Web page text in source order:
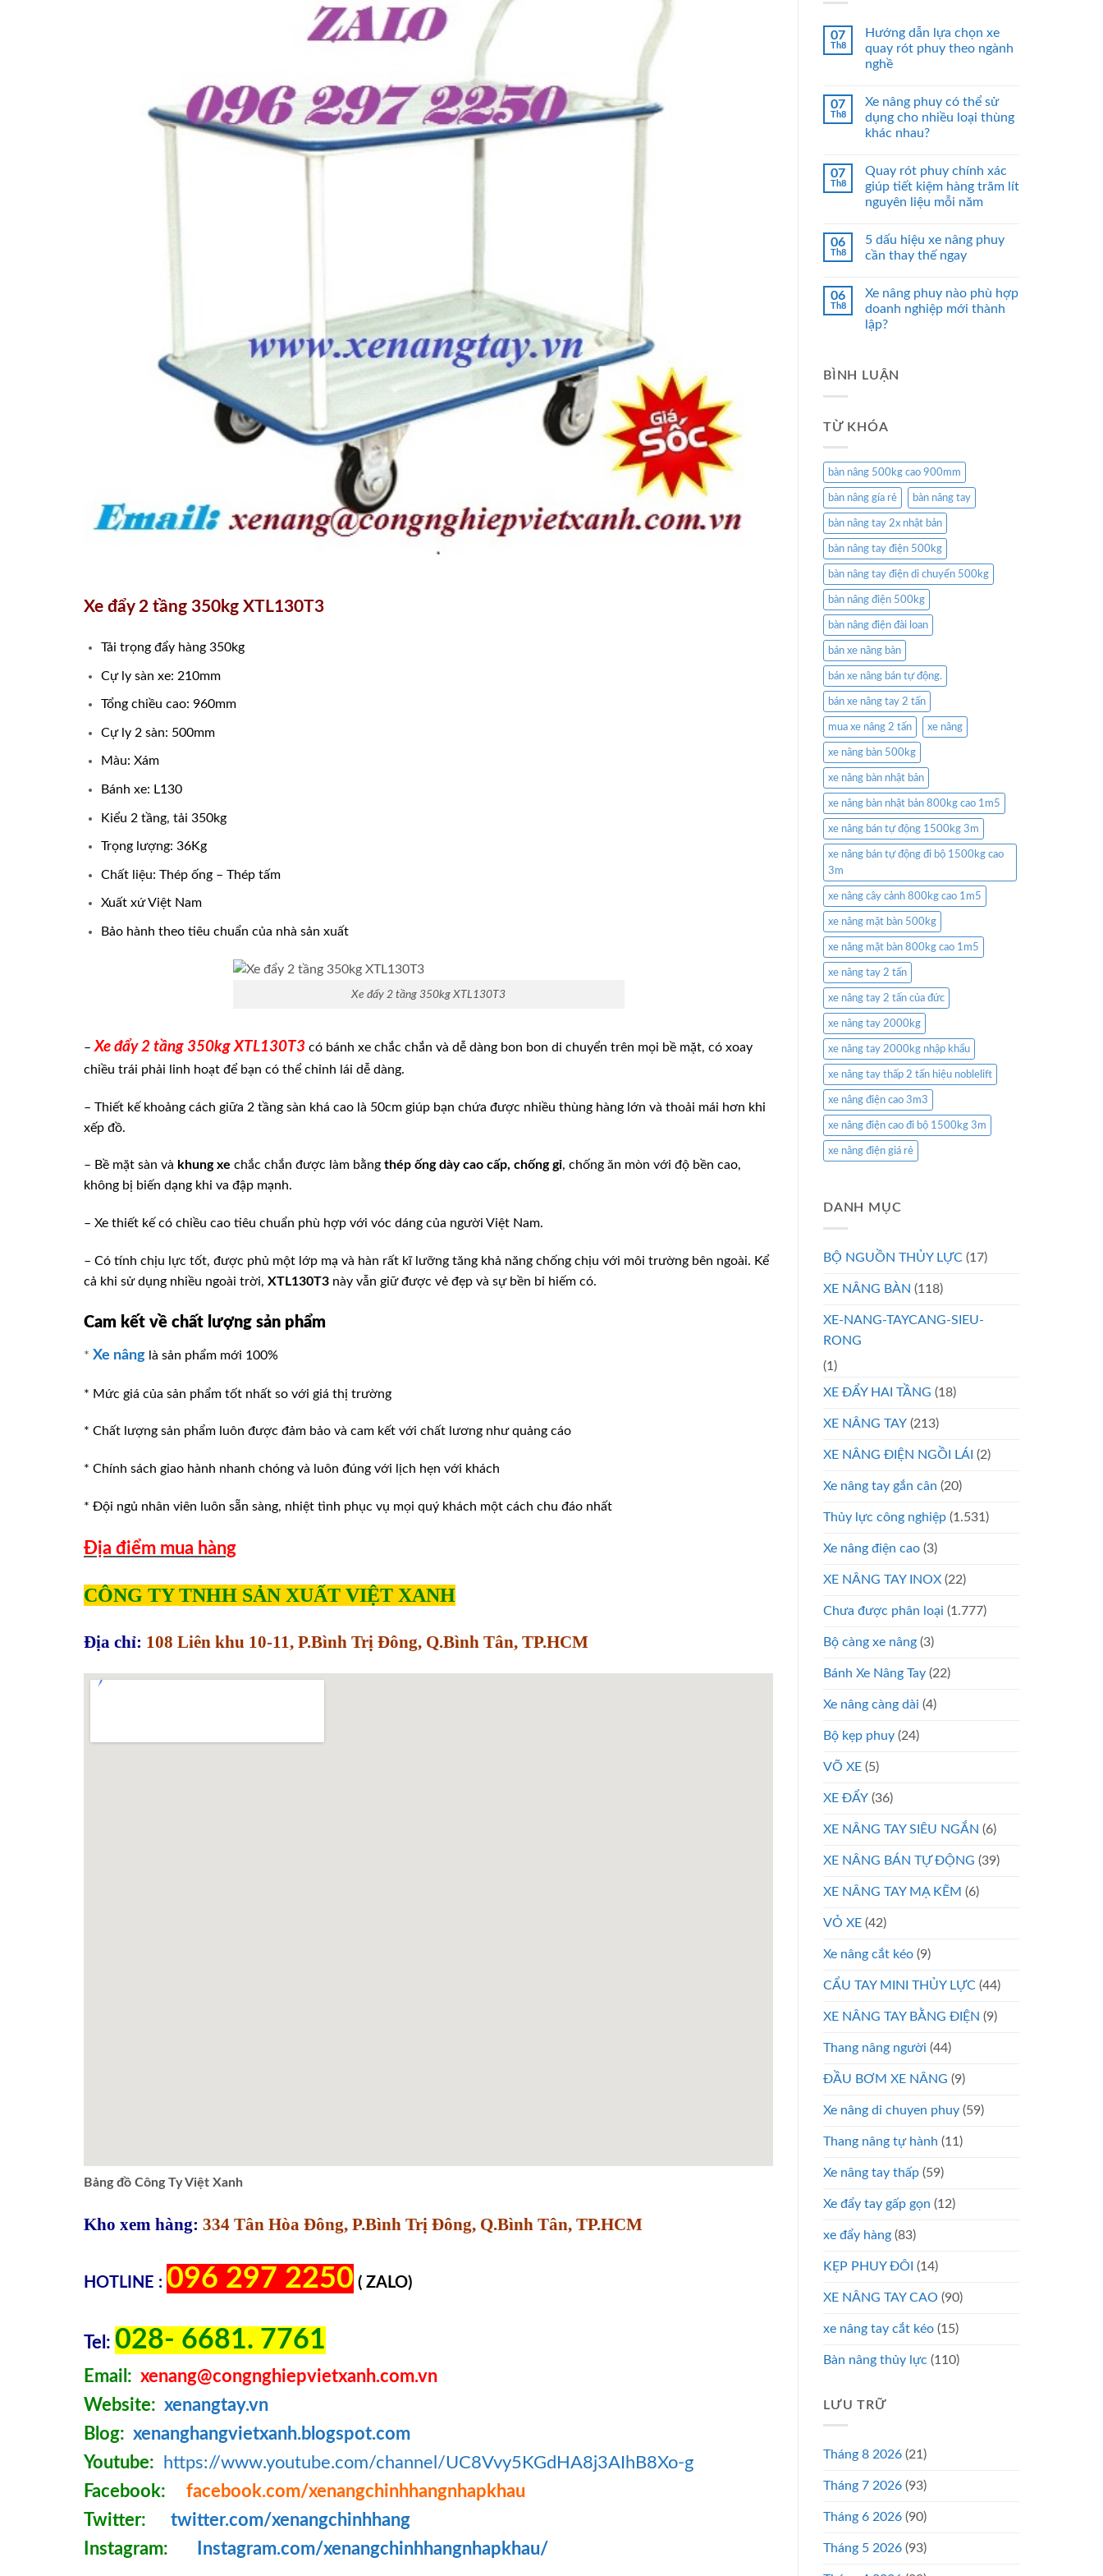
Xe đẩy 2 tầng 350kg XTL130T3
Tải trọng đẩy hàng 350kg
Cự ly sàn xe: 210mm
Tổng chiều cao: 960mm
Cự ly 2 sàn: 500mm
Màu: Xám
Bánh xe: L130
Kiểu 2 tầng, tải 350kg
Trọng lượng: 36Kg
Chất liệu: Thép ống – Thép tấm
Xuất xứ Việt Nam
Bảo hành theo tiêu chuẩn của nhà sản xuất
Xe đẩy 2 tầng 350kg XTL130T3
– Xe đẩy 2 tầng 350kg XTL130T3 có bánh xe chắc chắn và dễ dàng bon bon di chuyển trên mọi bề mặt, có xoay
chiều trái phải linh hoạt để bạn có thể chỉnh lái dễ dàng.
– Thiết kế khoảng cách giữa 2 tầng sàn khá cao là 50cm giúp bạn chứa được nhiều thùng hàng lớn và thoải mái hơn khi
xếp đồ.
– Bề mặt sàn và khung xe chắc chắn được làm bằng thép ống dày cao cấp, chống gỉ, chống ăn mòn với độ bền cao,
không bị biến dạng khi va đập mạnh.
– Xe thiết kế có chiều cao tiêu chuẩn phù hợp với vóc dáng của người Việt Nam.
– Có tính chịu lực tốt, được phủ một lớp mạ và hàn rất kĩ lưỡng tăng khả năng chống chịu với môi trường bên ngoài. Kể
cả khi sử dụng nhiều ngoài trời, XTL130T3 này vẫn giữ được vẻ đẹp và sự bền bỉ hiếm có.
Cam kết về chất lượng sản phẩm
* Xe nâng là sản phẩm mới 100%
* Mức giá của sản phẩm tốt nhất so với giá thị trường
* Chất lượng sản phẩm luôn được đảm bảo và cam kết với chất lương như quảng cáo
* Chính sách giao hành nhanh chóng và luôn đúng với lịch hẹn với khách
* Đội ngủ nhân viên luôn sẵn sàng, nhiệt tình phục vụ mọi quý khách một cách chu đáo nhất
Địa điểm mua hàng
CÔNG TY TNHH SẢN XUẤT VIỆT XANH
Địa chỉ: 108 Liên khu 10-11, P.Bình Trị Đông, Q.Bình Tân, TP.HCM
Bảng đồ Công Ty Việt Xanh
Kho xem hàng: 334 Tân Hòa Đông, P.Bình Trị Đông, Q.Bình Tân, TP.HCM
HOTLINE : 096 297 2250 ( ZALO)
Tel: 028- 6681. 7761
Email: xenang@congnghiepvietxanh.com.vn
Website: xenangtay.vn
Blog: xenanghangvietxanh.blogspot.com
Youtube:
https://www.youtube.com/channel/UC8Vvy5KGdHA8j3AIhB8Xo-g
Facebook:
facebook.com/xenangchinhhangnhapkhau
Twitter:
twitter.com/xenangchinhhang
Instagram:
Instagram.com/xenangchinhhangnhapkhau/
07
Th8
Hướng dẫn lựa chọn xe
quay rót phuy theo ngành
nghề
07
Th8
Xe nâng phuy có thể sử
dụng cho nhiều loại thùng
khác nhau?
07
Th8
Quay rót phuy chính xác
giúp tiết kiệm hàng trăm lít
nguyên liệu mỗi năm
06
Th8
5 dấu hiệu xe nâng phuy
cần thay thế ngay
06
Th8
Xe nâng phuy nào phù hợp
doanh nghiệp mới thành
lập?
BÌNH LUẬN
TỪ KHÓA
bàn nâng 500kg cao 900mm
bàn nâng gía rẻ bàn nâng tay
bàn nâng tay 2x nhật bản
bàn nâng tay điện 500kg
bàn nâng tay điện di chuyển 500kg
bàn nâng điện 500kg
bàn nâng điện đài loan
bán xe nâng bàn
bán xe nâng bán tự động.
bán xe nâng tay 2 tấn
mua xe nâng 2 tấn xe nâng
xe nâng bàn 500kg
xe nâng bàn nhật bản
xe nâng bàn nhật bản 800kg cao 1m5
xe nâng bán tự động 1500kg 3m
xe nâng bán tự động đi bộ 1500kg cao
3m
xe nâng cây cảnh 800kg cao 1m5
xe nâng mặt bàn 500kg
xe nâng mặt bàn 800kg cao 1m5
xe nâng tay 2 tấn
xe nâng tay 2 tấn của đức
xe nâng tay 2000kg
xe nâng tay 2000kg nhập khẩu
xe nâng tay thấp 2 tấn hiệu noblelift
xe nâng điện cao 3m3
xe nâng điện cao đi bộ 1500kg 3m
xe nâng điện giá rẻ
DANH MỤC
BỘ NGUỒN THỦY LỰC (17)
XE NÂNG BÀN (118)
XE-NANG-TAYCANG-SIEU-
RONG
(1)
XE ĐẨY HAI TẦNG (18)
XE NÂNG TAY (213)
XE NÂNG ĐIỆN NGỒI LÁI (2)
Xe nâng tay gắn cân (20)
Thủy lực công nghiệp (1.531)
Xe nâng điện cao (3)
XE NÂNG TAY INOX (22)
Chưa được phân loại (1.777)
Bộ càng xe nâng (3)
Bánh Xe Nâng Tay (22)
Xe nâng càng dài (4)
Bộ kẹp phuy (24)
VÕ XE (5)
XE ĐẨY (36)
XE NÂNG TAY SIÊU NGẮN (6)
XE NÂNG BÁN TỰ ĐỘNG (39)
XE NÂNG TAY MẠ KẼM (6)
VỎ XE (42)
Xe nâng cắt kéo (9)
CẨU TAY MINI THỦY LỰC (44)
XE NÂNG TAY BẰNG ĐIỆN (9)
Thang nâng người (44)
ĐẦU BƠM XE NÂNG (9)
Xe nâng di chuyen phuy (59)
Thang nâng tự hành (11)
Xe nâng tay thấp (59)
Xe đẩy tay gấp gọn (12)
xe đẩy hàng (83)
KẸP PHUY ĐÔI (14)
XE NÂNG TAY CAO (90)
xe nâng tay cắt kéo (15)
Bàn nâng thủy lực (110)
LƯU TRỮ
Tháng 8 2026 (21)
Tháng 7 2026 (93)
Tháng 6 2026 (90)
Tháng 5 2026 (93)